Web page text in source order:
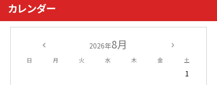
カレンダー
2026年8月
日 月 火 水 木 金 土
1